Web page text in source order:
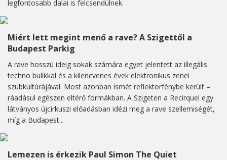
legfontosabb dalai is felcsendülnek.
Miért lett megint menő a rave? A Szigettől a
Budapest Parkig
A rave hosszú ideig sokak számára egyet jelentett az illegális
techno bulikkal és a kilencvenes évek elektronikus zenei
szubkultúrájával. Most azonban ismét reflektorfénybe került –
ráadásul egészen eltérő formákban. A Szigeten a Recirquel egy
látványos újcirkuszi előadásban idézi meg a rave szellemiségét,
míg a Budapest...
Lemezen is érkezik Paul Simon The Quiet